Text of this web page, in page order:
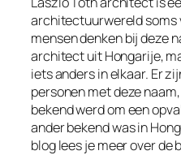
architectuurwereld soms
mensen denken bij deze
architect uit Hongarije,
iets anders in elkaar. Er
personen met deze
bekend werd om een
ander bekend was in
blog lees je meer over